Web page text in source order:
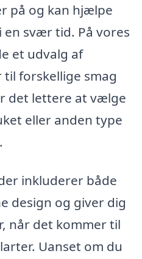
på og kan hjælpe
svær tid. På vores
et udvalg af
forskellige smag
det lettere at vælge
eller anden type
inkluderer både
design og giver dig
når det kommer til
Uanset om du